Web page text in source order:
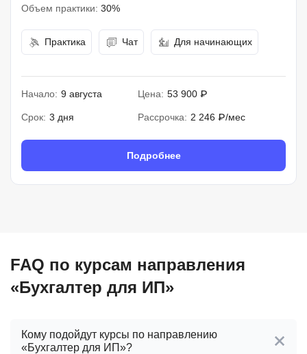
Объем практики: 30%
Практика Чат Для начинающих
Начало: 9 августа Цена: 53 900 ₽
Срок: 3 дня Рассрочка: 2 246 ₽/мес
Подробнее
FAQ по курсам направления
«Бухгалтер для ИП»
Кому подойдут курсы по направлению
«Бухгалтер для ИП»?